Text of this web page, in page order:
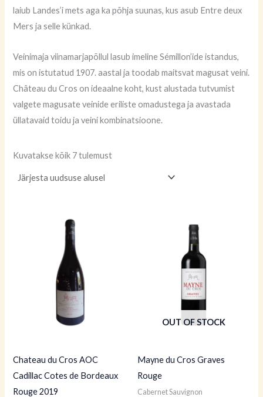
laiub Landes’i mets aga ka põhja suunas, kus asub Entre deux
Mers ja selle künkad.
Veinimaja viinamarjapõllul lasub imeline Sémillon’ide istandus,
mis on istutatud 1907. aastal ja toodab maitsvat magusat veini.
Château du Cros on ideaalne koht, kust alustada tutvumist
valgete magusate veinide eriliste omadustega ja avastada
üllatavaid toidu ja veini kombinatsioone.
Kuvatakse kõik 7 tulemust
Chateau du Cros AOC
Cadillac Cotes de Bordeaux
Rouge 2019
OUT OF STOCK
Mayne du Cros Graves
Rouge
Cabernet Sauvignon